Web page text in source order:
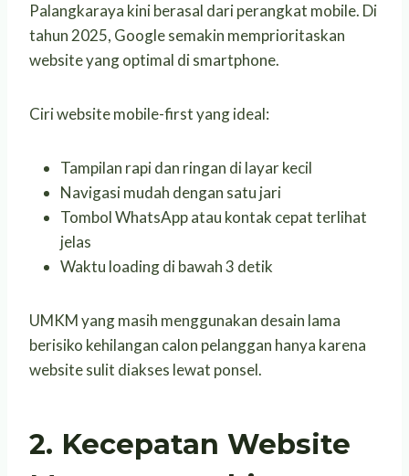
Palangkaraya kini berasal dari perangkat mobile. Di
tahun 2025, Google semakin memprioritaskan
website yang optimal di smartphone.
Ciri website mobile-first yang ideal:
Tampilan rapi dan ringan di layar kecil
Navigasi mudah dengan satu jari
Tombol WhatsApp atau kontak cepat terlihat
jelas
Waktu loading di bawah 3 detik
UMKM yang masih menggunakan desain lama
berisiko kehilangan calon pelanggan hanya karena
website sulit diakses lewat ponsel.
2. Kecepatan Website